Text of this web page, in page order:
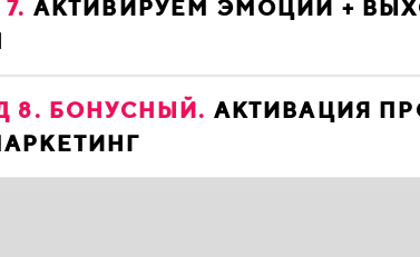
АКТИВИРУЕМ ЭМОЦИИ +
8. БОНУСНЫЙ. АКТИВАЦИЯ